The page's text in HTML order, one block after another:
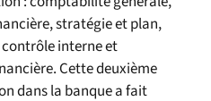
stratégie et plan,
interne et
Cette deuxième
dans la banque a fait